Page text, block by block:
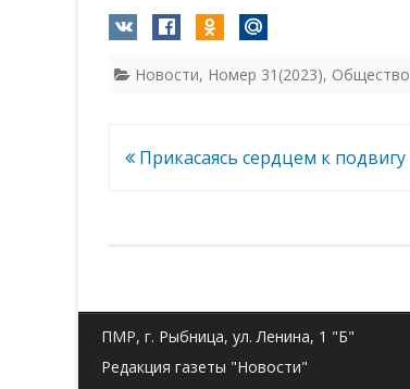
Новости, Номер 31(2023), Общество
Навигация
Прикасаясь сердцем к подвигу
ПМР, г. Рыбница, ул. Ленина, 1 "Б"
Редакция газеты "Новости"